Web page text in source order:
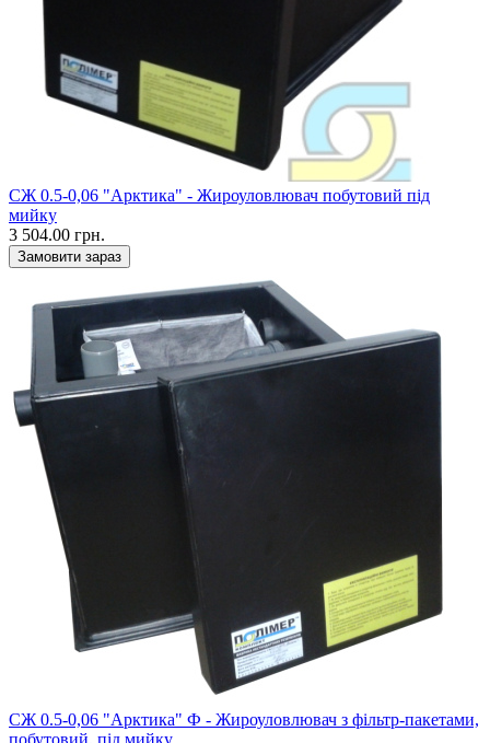
CЖ 0.5-0,06 "Арктика" - Жироуловлювач побутовий під
мийку
3 504.00 грн.
Замовити зараз
CЖ 0.5-0,06 "Арктика" Ф - Жироуловлювач з фільтр-пакетами,